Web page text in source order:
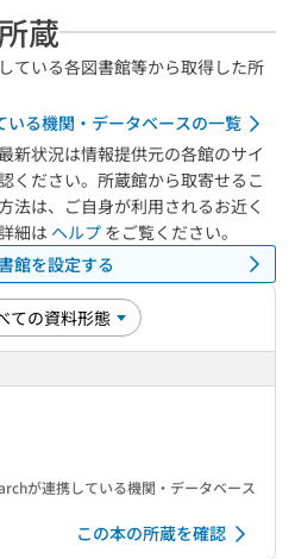
蔵
ている各図書館等から取得した所
いる機関・データベースの一覧
新状況は情報提供元の各館のサイ
ください。所蔵館から取寄せるこ
法は、ご自身が利用されるお近く
細は ヘルプ をご覧ください。
館を設定する
が連携している機関・データベース
この本の所蔵を確認